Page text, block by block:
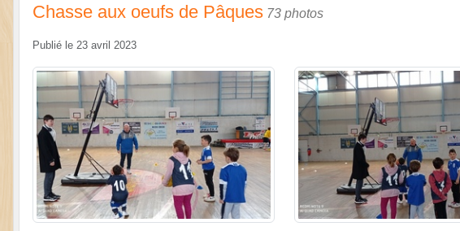
Chasse aux oeufs de Pâques 73 photos
Publié le 23 avril 2023